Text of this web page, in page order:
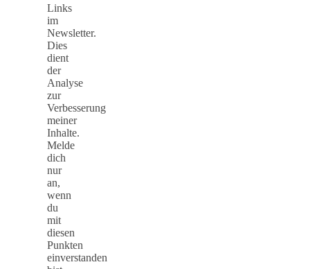
Links
im
Newsletter.
Dies
dient
der
Analyse
zur
Verbesserung
meiner
Inhalte.
Melde
dich
nur
an,
wenn
du
mit
diesen
Punkten
einverstanden